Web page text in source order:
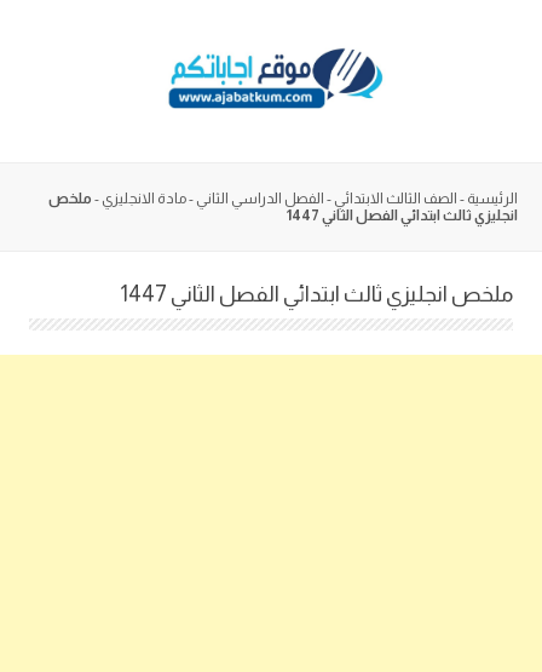
الرئيسية - الصف الثالث الابتدائي - الفصل الدراسي الثاني -مادة الانجليزي - ملخص
انجليزي ثالث ابتدائي الفصل الثاني 1447
ملخص انجليزي ثالث ابتدائي الفصل الثاني 1447